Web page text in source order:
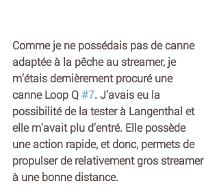
Comme je ne possédais pas de canne
adaptée à la pêche au streamer, je
m’étais dernièrement procuré une
canne Loop Q #7. J’avais eu la
possibilité de la tester à Langenthal et
elle m’avait plu d’entré. Elle possède
une action rapide, et donc, permets de
propulser de relativement gros streamer
à une bonne distance.